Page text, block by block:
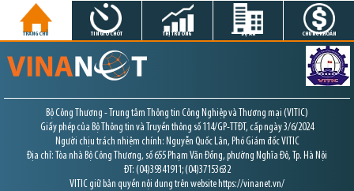
TRANG CHỦ TIN GIỜ CHÓT THỊ TRƯỜNG DỰ ÁN CHỨNG KHOÁN
Bộ Công Thương - Trung tâm Thông tin Công Nghiệp và Thương mại (VITIC)
Giấy phép của Bộ Thông tin và Truyền thông số 114/GP-TTĐT, cấp ngày 3/6/2024
Người chịu trách nhiệm chính: Nguyễn Quốc Lân, Phó Giám đốc VITIC
Địa chỉ: Tòa nhà Bộ Công Thương, số 655 Phạm Văn Đồng, phường Nghĩa Đô, Tp. Hà Nội
ĐT: (04)39341911; (04)37153632
VITIC giữ bản quyền nội dung trên website https://vinanet.vn/